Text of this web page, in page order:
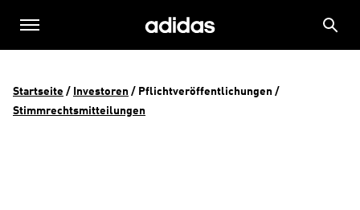
Startseite / Investoren / Pflichtveröffentlichungen
Stimmrechtsmitteilungen